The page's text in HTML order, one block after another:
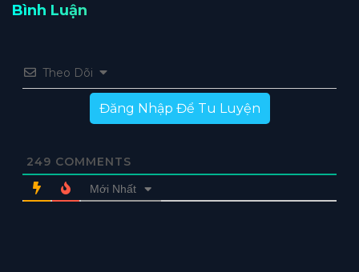
Bình Luận
Theo Dõi
Đăng Nhập Để Tu Luyện
249 COMMENTS
Mới Nhất